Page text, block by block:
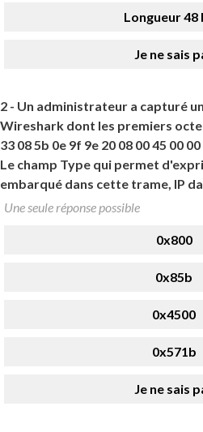
Longueur 48
Je ne sais
2 - Un administrateur a capturé
Wireshark dont les premiers
33 08 5b 0e 9f 9e 20 08 00 45 00
Le champ Type qui permet
embarqué dans cette trame, IP
Une seule réponse possible
0x800
0x85b
0x4500
0x571b
Je ne sais